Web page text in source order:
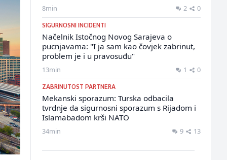
8min 2 0
SIGURNOSNI INCIDENTI
Načelnik Istočnog Novog Sarajeva o
pucnjavama: "I ja sam kao čovjek zabrinut,
problem je i u pravosuđu"
13min 1 0
ZABRINUTOST PARTNERA
Mekanski sporazum: Turska odbacila
tvrdnje da sigurnosni sporazum s Rijadom i
Islamabadom krši NATO
34min 9 13